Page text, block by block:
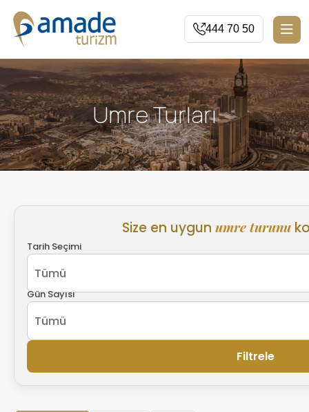
Umre Turları
Size en uygun umre turunu
Tarih Seçimi
Gün Sayısı
Filtrele
444 70 50